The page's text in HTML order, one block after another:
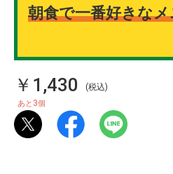
朝食で一番好きな
￥1,430 (税込)
あと 3個